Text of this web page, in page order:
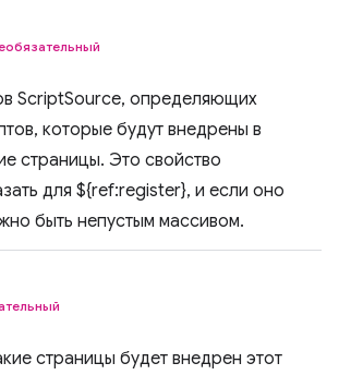
ScriptSource, определяющих
которые будут внедрены в
страницы. Это свойство
для ${ref:register}, и если оно
быть непустым массивом.
страницы будет внедрен этот